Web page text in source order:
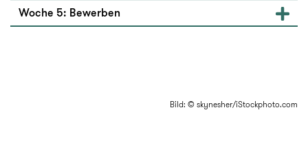
Woche 5: Bewerben
Bild: © skynesher/iStockphoto.com